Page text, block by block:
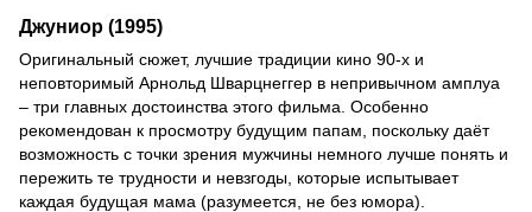
Джуниор (1995)
Оригинальный сюжет, лучшие традиции кино 90-х и
неповторимый Арнольд Шварцнеггер в непривычном амплуа
– три главных достоинства этого фильма. Особенно
рекомендован к просмотру будущим папам, поскольку даёт
возможность с точки зрения мужчины немного лучше понять и
пережить те трудности и невзгоды, которые испытывает
каждая будущая мама (разумеется, не без юмора).